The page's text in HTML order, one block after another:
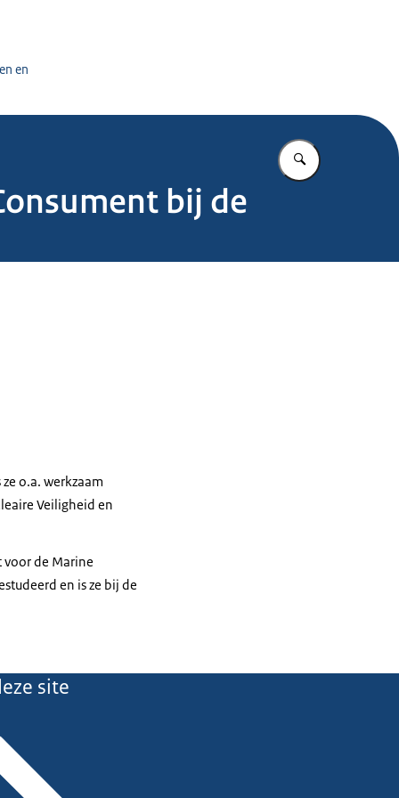
en
Vul in wat u
bij de
o.a. werkzaam
Veiligheid en
de Marine
en is ze bij de
site